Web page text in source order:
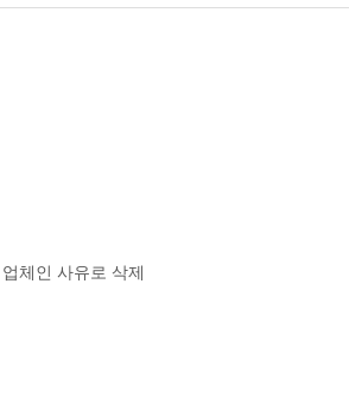
체인 사유로 삭제